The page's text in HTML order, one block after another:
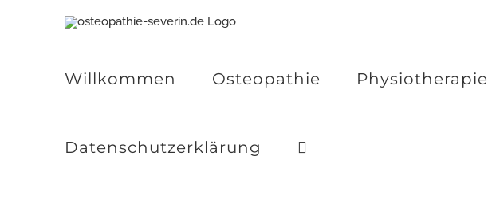
Willkommen Osteopathie Physiotherapie
Datenschutzerklärung